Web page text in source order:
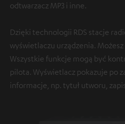
odtwarzacz MP3 i inne.
Dzięki technologii RDS stacje
wyświetlaczu urządzenia.
Wszystkie funkcje mogą być
pilota. Wyświetlacz pokazuje po
informacje, np. tytuł utworu,